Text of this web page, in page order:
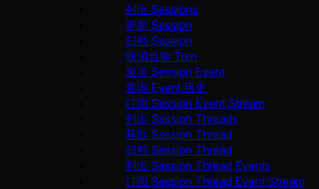
列出 Sessions
更新 Session
归档 Session
取消当前 Turn
发送 Session Event
查询 Event 历史
订阅 Session Event Stream
列出 Session Threads
获取 Session Thread
归档 Session Thread
列出 Session Thread Events
订阅 Session Thread Event Stream